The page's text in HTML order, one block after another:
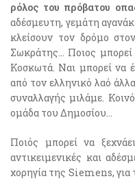
ρόλος του πρόβατου
αδέσμευτη, γεμάτη
κλείσουν τον δρόμο
Σωκράτης… Ποιος μπορεί
Κοσκωτά. Ναι μπορεί να
από τον ελληνικό λαό
συναλλαγής μιλάμε.
ομάδα του Δημοσίου…
Ποιός μπορεί να
αντικειμενικές και
χορηγία της Siemens,